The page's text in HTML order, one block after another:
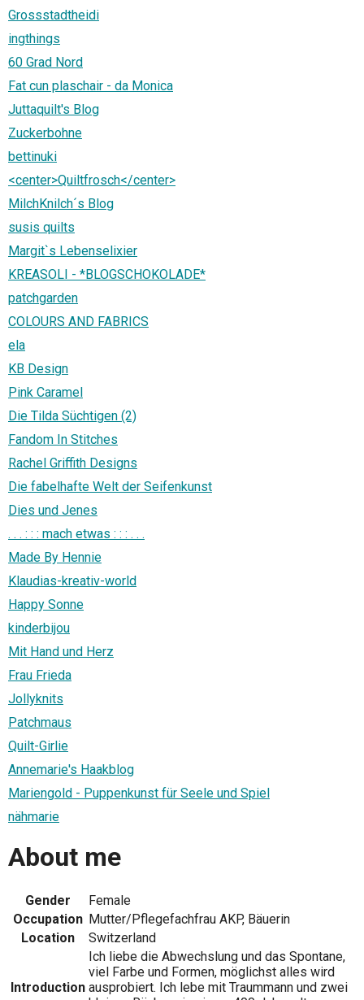
Grossstadtheidi
ingthings
60 Grad Nord
Fat cun plaschair - da Monica
Juttaquilt's Blog
Zuckerbohne
bettinuki
<center>Quiltfrosch</center>
MilchKnilch´s Blog
susis quilts
Margit`s Lebenselixier
KREASOLI - *BLOGSCHOKOLADE*
patchgarden
COLOURS AND FABRICS
ela
KB Design
Pink Caramel
Die Tilda Süchtigen (2)
Fandom In Stitches
Rachel Griffith Designs
Die fabelhafte Welt der Seifenkunst
Dies und Jenes
. . . : : : mach etwas : : : . . .
Made By Hennie
Klaudias-kreativ-world
Happy Sonne
kinderbijou
Mit Hand und Herz
Frau Frieda
Jollyknits
Patchmaus
Quilt-Girlie
Annemarie's Haakblog
Mariengold - Puppenkunst für Seele und Spiel
nähmarie
About me
Gender
Female
Occupation Mutter/Pflegefachfrau AKP, Bäuerin
Location
Switzerland
Introduction
Ich liebe die Abwechslung und das Spontane,
viel Farbe und Formen, möglichst alles wird
ausprobiert. Ich lebe mit Traummann und zwei